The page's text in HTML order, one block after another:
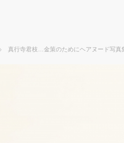
真行寺君枝…金策のためにヘアヌード写真